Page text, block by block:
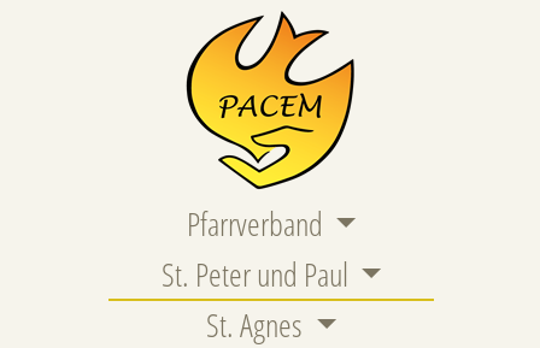
Pfarrverband
St. Peter und Paul
St. Agnes